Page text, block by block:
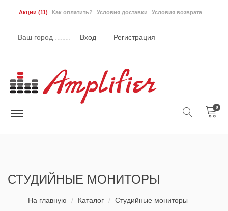
Акции (11) Как оплатить? Условия доставки Условия возврата
Ваш город Вход Регистрация
0
СТУДИЙНЫЕ МОНИТОРЫ
На главную Каталог Студийные мониторы